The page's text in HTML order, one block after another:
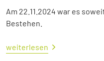
Am 22.11.2024 war es
Bestehen.
weiterlesen